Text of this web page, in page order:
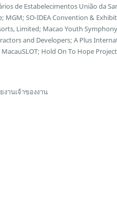
de Estabelecimentos União da
SO-IDEA Convention &
Limited; Macao Youth
and Developers; A Plus
Hold On To Hope
านเจ้าของงาน